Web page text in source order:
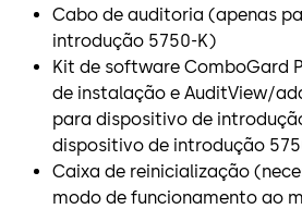
Cabo de auditoria (apenas
introdução 5750-K)
Kit de software ComboGard
de instalação e AuditView/
para dispositivo de
dispositivo de introdução
Caixa de reinicialização
modo de funcionamento ao